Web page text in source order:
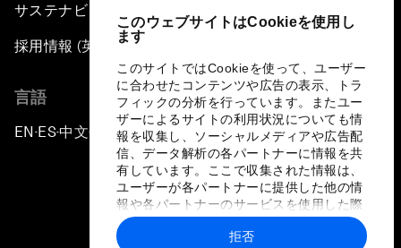
このウェブサイトはCookieを使用し
ます
このサイトではCookieを使って、ユーザー
に合わせたコンテンツや広告の表示、トラ
フィックの分析を行っています。またユー
ザーによるサイトの利用状況についても情
報を収集し、ソーシャルメディアや広告配
信、データ解析の各パートナーに情報を共
有しています。ここで収集された情報は、
ユーザーが各パートナーに提供した他の情
報や各パートナーのサービスを使用した際
に収集された情報と組み合わされ、各パー
トナーによって使用されることがありま
拒否
サステナビリティへの取り組み
採用情報 (英語のみ)
言語
EN ▪ES▪中文▪ 日本語